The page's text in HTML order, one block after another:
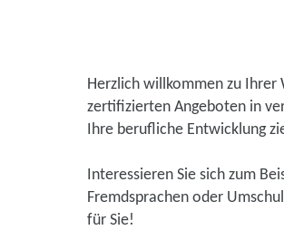
Herzlich willkommen zu Ihrer
zertifizierten Angeboten in
Ihre berufliche Entwicklung
Interessieren Sie sich zum
Fremdsprachen oder
für Sie!